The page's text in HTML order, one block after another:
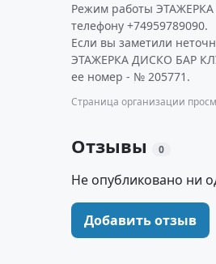
Режим работы
телефону +74959789090.
Если вы заметили
ЭТАЖЕРКА ДИСКО БАР
ее номер - № 205771.
Страница организации
Отзывы 0
Не опубликовано ни
Добавить отзыв